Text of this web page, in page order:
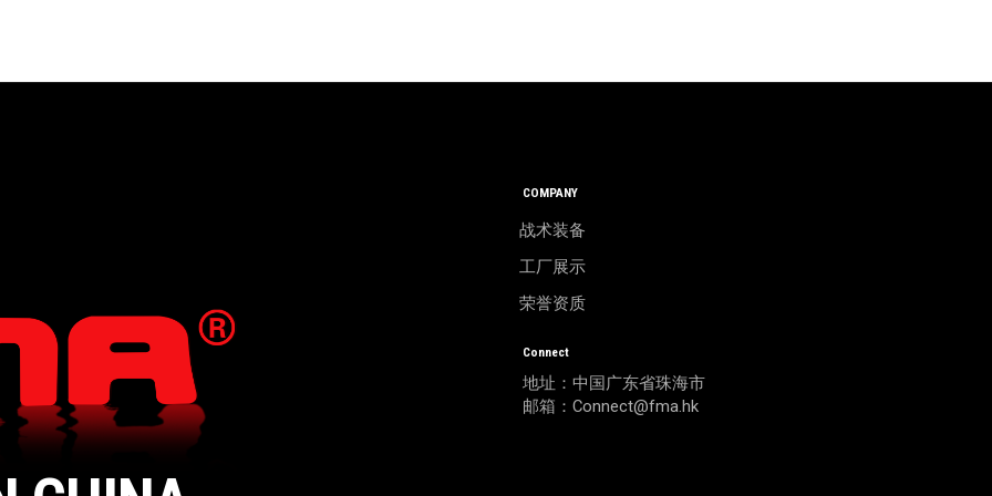
COMPANY
战术装备
工厂展示
荣誉资质
Connect
地址：中国广东省珠海市
邮箱：Connect@fma.hk